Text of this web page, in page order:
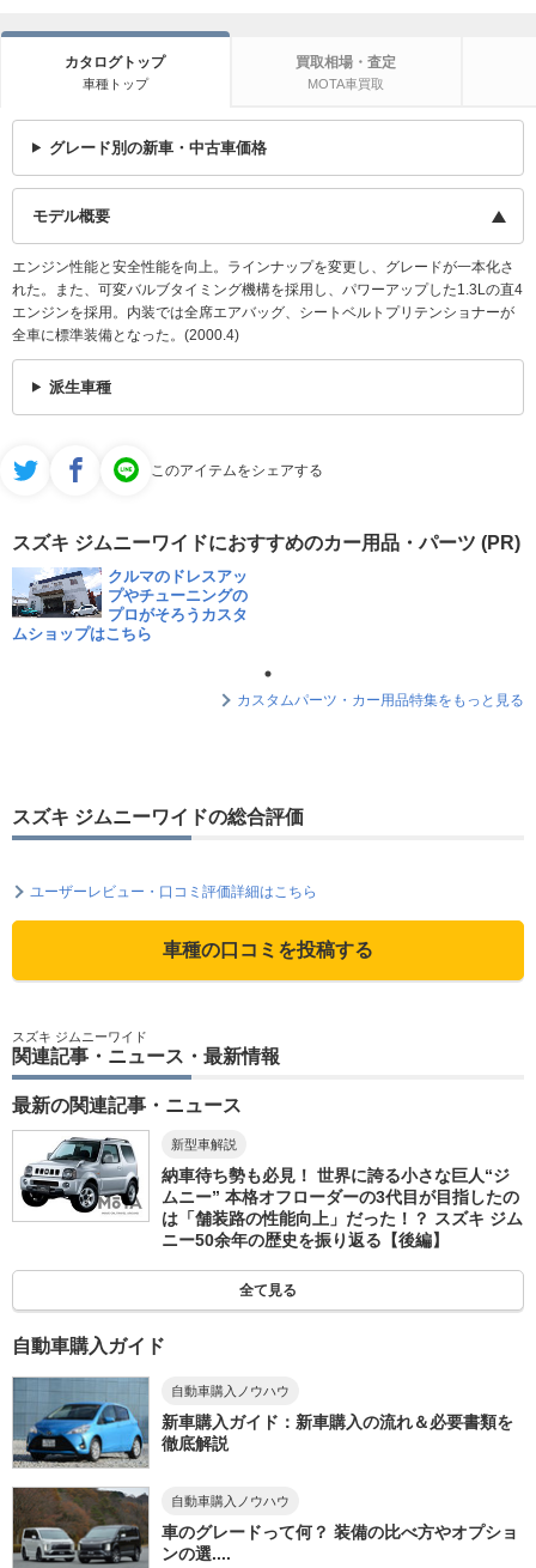
カタログトップ
車種トップ
買取相場・査定
MOTA車買取
グレード別の新車・中古車価格
モデル概要
エンジン性能と安全性能を向上。ラインナップを変更し、グレードが一本化さ
れた。また、可変バルブタイミング機構を採用し、パワーアップした1.3Lの直4
エンジンを採用。内装では全席エアバッグ、シートベルトプリテンショナーが
全車に標準装備となった。(2000.4)
派生車種
このアイテムをシェアする
スズキ ジムニーワイドにおすすめのカー用品・パーツ (PR)
クルマのドレスアッ
プやチューニングの
プロがそろうカスタ
ムショップはこちら
カスタムパーツ・カー用品特集をもっと見る
スズキ ジムニーワイドの総合評価
ユーザーレビュー・口コミ評価詳細はこちら
車種の口コミを投稿する
スズキ ジムニーワイド
関連記事・ニュース・最新情報
最新の関連記事・ニュース
新型車解説
納車待ち勢も必見！ 世界に誇る小さな巨人“ジ
ムニー” 本格オフローダーの3代目が目指したの
は「舗装路の性能向上」だった！？ スズキ ジム
ニー50余年の歴史を振り返る【後編】
全て見る
自動車購入ガイド
自動車購入ノウハウ
新車購入ガイド：新車購入の流れ＆必要書類を
徹底解説
自動車購入ノウハウ
車のグレードって何？ 装備の比べ方やオプショ
ンの選....